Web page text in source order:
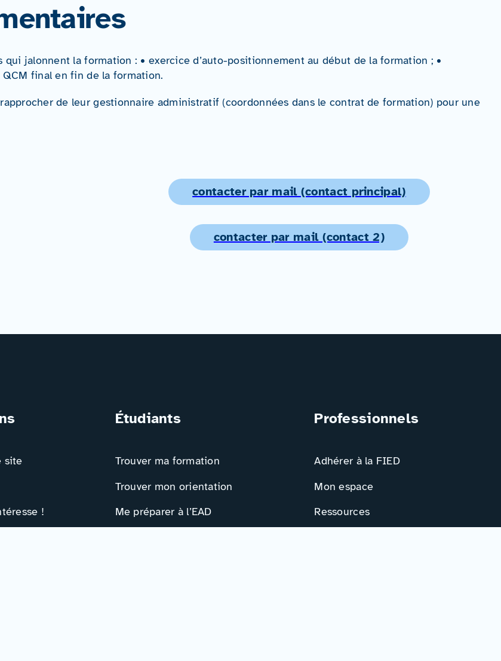
jalonnent la formation : • exercice d’auto-positionnement au début de la formation ; •
final en fin de la formation.
de leur gestionnaire administratif (coordonnées dans le contrat de formation) pour une
contacter par mail (contact principal)
contacter par mail (contact 2)
site
!
Étudiants
Trouver ma formation
Trouver mon orientation
Me préparer à l’EAD
Professionnels
Adhérer à la FIED
Mon espace
Ressources